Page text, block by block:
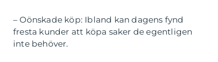
– Oönskade köp: Ibland kan dagens fynd
fresta kunder att köpa saker de egentligen
inte behöver.